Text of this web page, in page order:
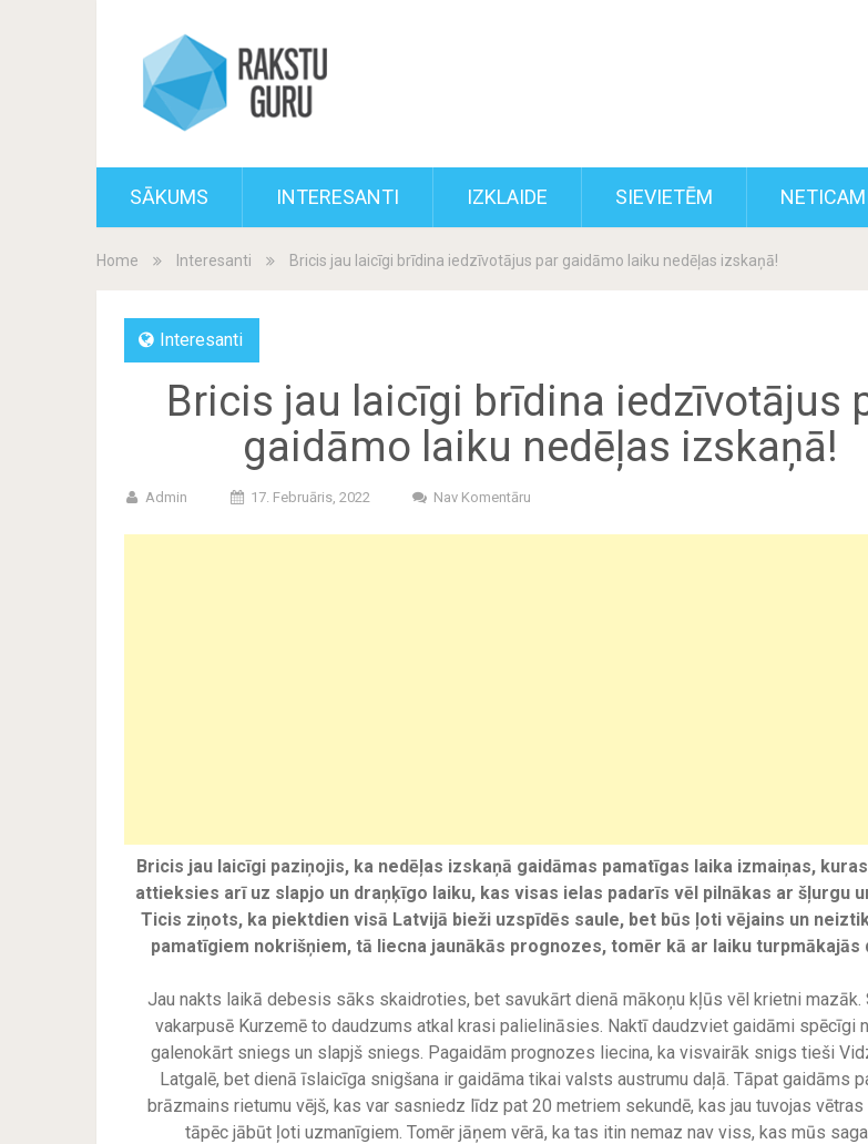
SĀKUMS INTERESANTI IZKLAIDE SIEVIETĒM
Home Interesanti Bricis jau laicīgi brīdina iedzīvotājus par gaidāmo laiku nedēļas izskaņā!
Interesanti
Bricis jau laicīgi brīdina iedzīvotājus
gaidāmo laiku nedēļas izskaņā!
Admin 17. Februāris, 2022 Nav Komentāru
Bricis jau laicīgi paziņojis, ka nedēļas izskaņā gaidāmas pamatīgas laika izmaiņas,
attieksies arī uz slapjo un draņķīgo laiku, kas visas ielas padarīs vēl pilnākas ar šļurgu
Ticis ziņots, ka piektdien visā Latvijā bieži uzspīdēs saule, bet būs ļoti vējains un
pamatīgiem nokrišņiem, tā liecna jaunākās prognozes, tomēr kā ar laiku turpmākajās
Jau nakts laikā debesis sāks skaidroties, bet savukārt dienā mākoņu kļūs vēl krietni mazāk.
vakarpusē Kurzemē to daudzums atkal krasi palielināsies. Naktī daudzviet gaidāmi spēcīgi
galenokārt sniegs un slapjš sniegs. Pagaidām prognozes liecina, ka visvairāk snigs tieši
Latgalē, bet dienā īslaicīga snigšana ir gaidāma tikai valsts austrumu daļā. Tāpat gaidāms
brāzmains rietumu vējš, kas var sasniedz līdz pat 20 metriem sekundē, kas jau tuvojas vētras
tāpēc jābūt ļoti uzmanīgiem. Tomēr jāņem vērā, ka tas itin nemaz nav viss, kas mūs